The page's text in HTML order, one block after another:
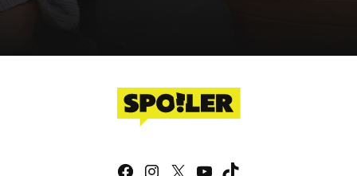
Facebook
Instagram
X YouTube